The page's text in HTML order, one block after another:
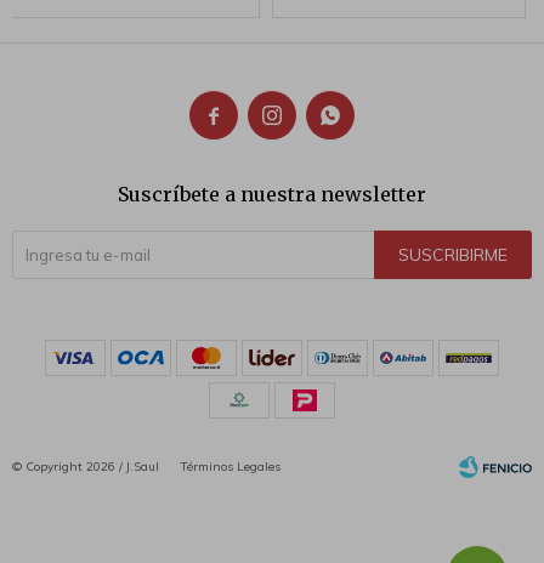
  
Suscríbete a nuestra newsletter
SUSCRIBIRME
© Copyright 2026 / J.Saul Términos Legales